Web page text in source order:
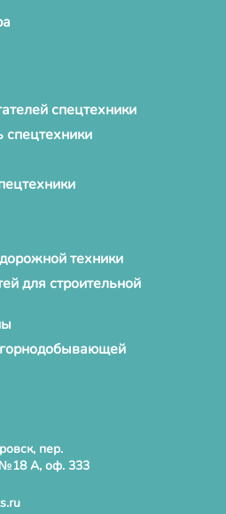
спецтехники
спецтехники
техники
для строительной
пер.
А, оф. 333